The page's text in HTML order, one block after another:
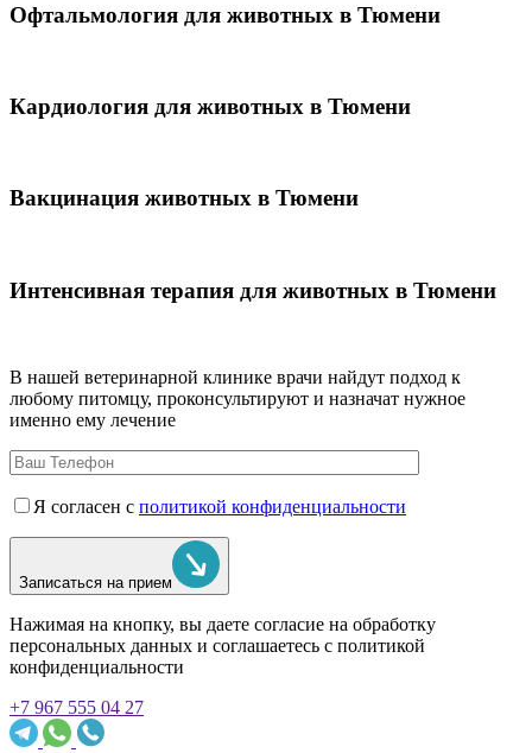
Офтальмология для животных в Тюмени
Кардиология для животных в Тюмени
Вакцинация животных в Тюмени
Интенсивная терапия для животных в Тюмени
В нашей ветеринарной клинике врачи найдут подход к
любому питомцу, проконсультируют и назначат нужное
именно ему лечение
Я согласен с политикой конфиденциальности
Записаться на прием
Нажимая на кнопку, вы даете согласие на обработку
персональных данных и соглашаетесь c политикой
конфиденциальности
+7 967 555 04 27